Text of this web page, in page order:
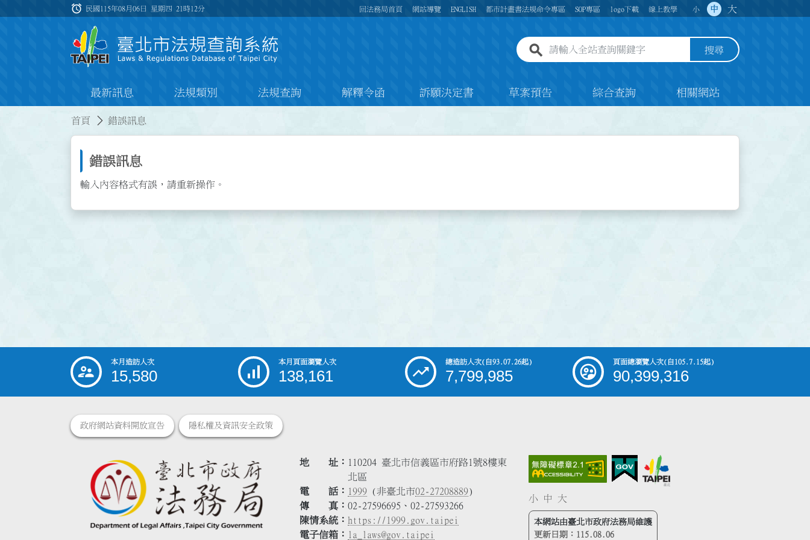
:::
alarm 民國115年08月06日 星期四21時12分 回法務局首頁 網站導覽 ENGLISH 都市計畫書法規命令專區 SOP專區 logo下載 線上教學 小 中 大
全站查詢關鍵字欄位 搜尋
最新訊息 法規類別 法規查詢 解釋令函 訴願決定書 草案預告 綜合查詢 相關網站
首頁 錯誤訊息
錯誤訊息
輸入內容格式有誤，請重新操作。
::: 本月造訪人次
15,580
本月頁面瀏覽人次
138,161
總造訪人次(自93.07.26起)
7,799,985
頁面總瀏覽人次(自105.7.15起)
90,399,316
政府網站資料開放宣告 隱私權及資訊安全政策
地 址
110204 臺北市信義區市府路1號8樓東
北區
電 話
1999 (非臺北市02-27208889)
傳 真
02-27596695、02-27593266
陳情系統
https://1999.gov.taipei
電子信箱
la_laws@gov.taipei
小 中 大
本網站由臺北市政府法務局維護
更新日期： 115.08.06